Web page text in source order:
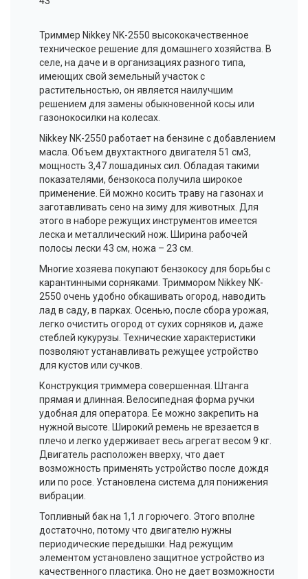
Триммер Nikkey NK-2550 высококачественное
техническое решение для домашнего хозяйства. В
селе, на даче и в организациях разного типа,
имеющих свой земельный участок с
растительностью, он является наилучшим
решением для замены обыкновенной косы или
газонокосилки на колесах.
Nikkey NK-2550 работает на бензине с добавлением
масла. Объем двухтактного двигателя 51 см3,
мощность 3,47 лошадиных сил. Обладая такими
показателями, бензокоса получила широкое
применение. Ей можно косить траву на газонах и
заготавливать сено на зиму для животных. Для
этого в наборе режущих инструментов имеется
леска и металлический нож. Ширина рабочей
полосы лески 43 см, ножа – 23 см.
Многие хозяева покупают бензокосу для борьбы с
карантинными сорняками. Триммором Nikkey NK-
2550 очень удобно обкашивать огород, наводить
лад в саду, в парках. Осенью, после сбора урожая,
легко очистить огород от сухих сорняков и, даже
стеблей кукурузы. Технические характеристики
позволяют устанавливать режущее устройство
для кустов или сучков.
Конструкция триммера совершенная. Штанга
прямая и длинная. Велосипедная форма ручки
удобная для оператора. Ее можно закрепить на
нужной высоте. Широкий ремень не врезается в
плечо и легко удерживает весь агрегат весом 9 кг.
Двигатель расположен вверху, что дает
возможность применять устройство после дождя
или по росе. Установлена система для понижения
вибрации.
Топливный бак на 1,1 л горючего. Этого вполне
достаточно, потому что двигателю нужны
периодические передышки. Над режущим
элементом установлено защитное устройство из
качественного пластика. Оно не дает возможности